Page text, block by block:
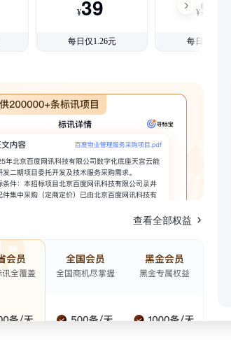
¥39
每日仅1.26元
¥99
每日仅1.08元
查看全部权益